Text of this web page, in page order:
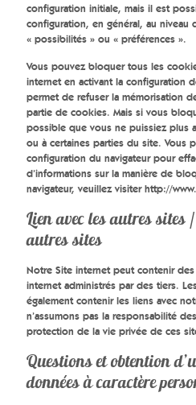
configuration initiale, mais il est
configuration, en général, au niveau
« possibilités » ou « préférences ».
Vous pouvez bloquer tous les
internet en activant la configuration
permet de refuser la mémorisation
partie de cookies. Mais si vous
possible que vous ne puissiez plus
ou à certaines parties du site. Vous
configuration du navigateur pour
d’informations sur la manière de
navigateur, veuillez visiter http://
Lien avec les autres sites
autres sites
Notre Site internet peut contenir
internet administrés par des tiers.
également contenir les liens avec
n’assumons pas la responsabilité
protection de la vie privée de ces
Questions et obtention
données à caractère